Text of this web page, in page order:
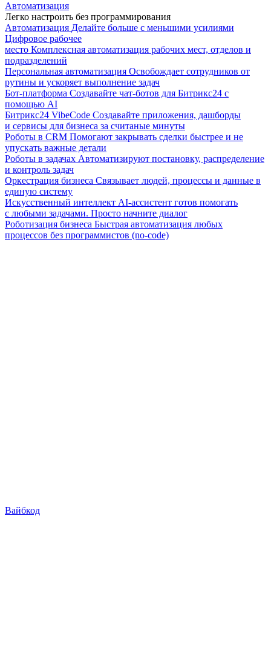
Автоматизация
Легко настроить без программирования
Автоматизация Делайте больше с меньшими усилиями
Цифровое рабочее
место Комплексная автоматизация рабочих мест, отделов и
подразделений
Персональная автоматизация Освобождает сотрудников от
рутины и ускоряет выполнение задач
Бот-платформа Создавайте чат-ботов для Битрикс24 с
помощью AI
Битрикс24 VibeCode Создавайте приложения, дашборды
и сервисы для бизнеса за считаные минуты
Роботы в CRM Помогают закрывать сделки быстрее и не
упускать важные детали
Роботы в задачах Автоматизируют постановку, распределение
и контроль задач
Оркестрация бизнеса Связывает людей, процессы и данные в
единую систему
Искусственный интеллект AI-ассистент готов помогать
с любыми задачами. Просто начните диалог
Роботизация бизнеса Быстрая автоматизация любых
процессов без программистов (no-code)
Вайбкод